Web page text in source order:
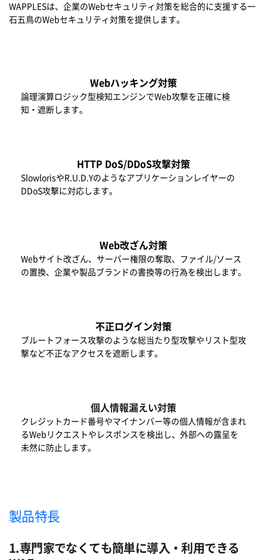
WAPPLESは、企業のWebセキュリティ対策を総合的に支援する一
石五鳥のWebセキュリティ対策を提供します。
Webハッキング対策
論理演算ロジック型検知エンジンでWeb攻撃を正確に検
知・遮断します。
HTTP DoS/DDoS攻撃対策
SlowlorisやR.U.D.Yのようなアプリケーションレイヤーの
DDoS攻撃に対応します。
Web改ざん対策
Webサイト改ざん、サーバー権限の奪取、ファイル/ソース
の置換、企業や製品ブランドの書換等の行為を検出します。
不正ログイン対策
ブルートフォース攻撃のような総当たり型攻撃やリスト型攻
撃など不正なアクセスを遮断します。
個人情報漏えい対策
クレジットカ ー ド番号やマイナンバー等の個人情報が含まれ
るWebリクエストやレスポンスを検出し、外部への露呈を
未然に防止します。
製品特長
1.専門家でなくても簡単に導入・利用できる